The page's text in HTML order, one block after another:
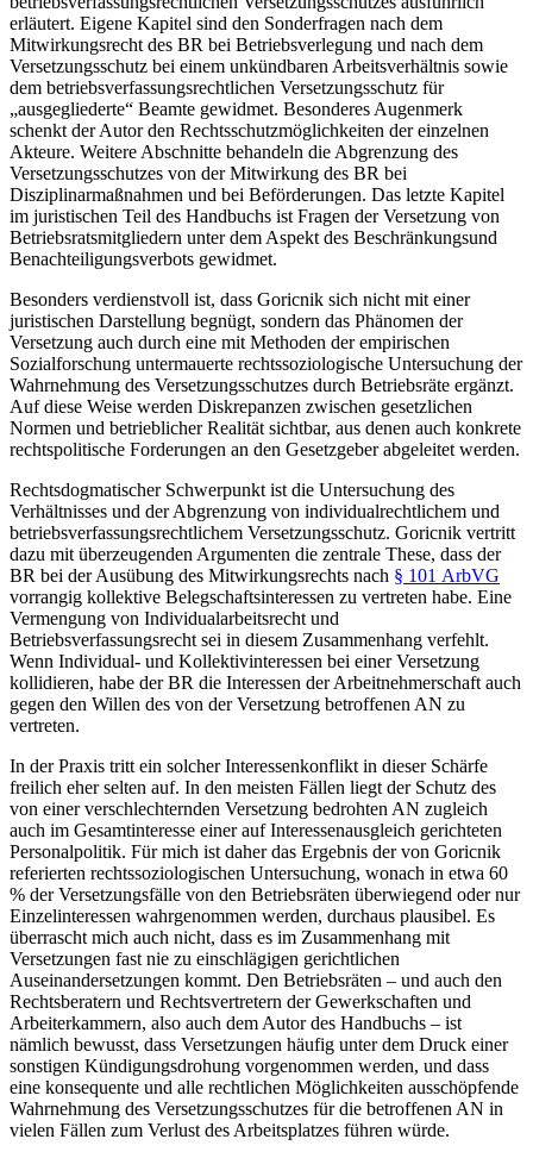
erläutert. Eigene Kapitel sind den Sonderfragen nach dem
Mitwirkungsrecht des BR bei Betriebsverlegung und nach dem
Versetzungsschutz bei einem unkündbaren Arbeitsverhältnis sowie
dem betriebsverfassungsrechtlichen Versetzungsschutz für
„ausgegliederte“ Beamte gewidmet. Besonderes Augenmerk
schenkt der Autor den Rechtsschutzmöglichkeiten der einzelnen
Akteure. Weitere Abschnitte behandeln die Abgrenzung des
Versetzungsschutzes von der Mitwirkung des BR bei
Disziplinarmaßnahmen und bei Beförderungen. Das letzte Kapitel
im juristischen Teil des Handbuchs ist Fragen der Versetzung von
Betriebsratsmitgliedern unter dem Aspekt des Beschränkungsund
Benachteiligungsverbots gewidmet.
Besonders verdienstvoll ist, dass Goricnik sich nicht mit einer
juristischen Darstellung begnügt, sondern das Phänomen der
Versetzung auch durch eine mit Methoden der empirischen
Sozialforschung untermauerte rechtssoziologische Untersuchung der
Wahrnehmung des Versetzungsschutzes durch Betriebsräte ergänzt.
Auf diese Weise werden Diskrepanzen zwischen gesetzlichen
Normen und betrieblicher Realität sichtbar, aus denen auch konkrete
rechtspolitische Forderungen an den Gesetzgeber abgeleitet werden.
Rechtsdogmatischer Schwerpunkt ist die Untersuchung des
Verhältnisses und der Abgrenzung von individualrechtlichem und
betriebsverfassungsrechtlichem Versetzungsschutz. Goricnik vertritt
dazu mit überzeugenden Argumenten die zentrale These, dass der
BR bei der Ausübung des Mitwirkungsrechts nach § 101 ArbVG
vorrangig kollektive Belegschaftsinteressen zu vertreten habe. Eine
Vermengung von Individualarbeitsrecht und
Betriebsverfassungsrecht sei in diesem Zusammenhang verfehlt.
Wenn Individual- und Kollektivinteressen bei einer Versetzung
kollidieren, habe der BR die Interessen der Arbeitnehmerschaft auch
gegen den Willen des von der Versetzung betroffenen AN zu
vertreten.
In der Praxis tritt ein solcher Interessenkonflikt in dieser Schärfe
freilich eher selten auf. In den meisten Fällen liegt der Schutz des
von einer verschlechternden Versetzung bedrohten AN zugleich
auch im Gesamtinteresse einer auf Interessenausgleich gerichteten
Personalpolitik. Für mich ist daher das Ergebnis der von Goricnik
referierten rechtssoziologischen Untersuchung, wonach in etwa 60
% der Versetzungsfälle von den Betriebsräten überwiegend oder nur
Einzelinteressen wahrgenommen werden, durchaus plausibel. Es
überrascht mich auch nicht, dass es im Zusammenhang mit
Versetzungen fast nie zu einschlägigen gerichtlichen
Auseinandersetzungen kommt. Den Betriebsräten – und auch den
Rechtsberatern und Rechtsvertretern der Gewerkschaften und
Arbeiterkammern, also auch dem Autor des Handbuchs – ist
nämlich bewusst, dass Versetzungen häufig unter dem Druck einer
sonstigen Kündigungsdrohung vorgenommen werden, und dass
eine konsequente und alle rechtlichen Möglichkeiten ausschöpfende
Wahrnehmung des Versetzungsschutzes für die betroffenen AN in
vielen Fällen zum Verlust des Arbeitsplatzes führen würde.